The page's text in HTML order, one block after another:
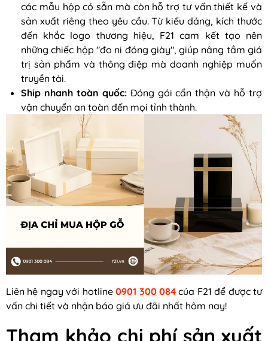
các mẫu hộp có sẵn mà còn hỗ trợ tư vấn thiết kế và
sản xuất riêng theo yêu cầu. Từ kiểu dáng, kích thước
đến khắc logo thương hiệu, F21 cam kết tạo nên
những chiếc hộp "đo ni đóng giày", giúp nâng tầm giá
trị sản phẩm và thông điệp mà doanh nghiệp muốn
truyền tải.
Ship nhanh toàn quốc:Đóng gói cẩn thận và hỗ trợ
vận chuyển an toàn đến mọi tỉnh thành.
Liên hệ ngay với hotline0901 300 084của F21 để được tư
vấn chi tiết và nhận báo giá ưu đãi nhất hôm nay!
Tham khảo chi phí sản xuất